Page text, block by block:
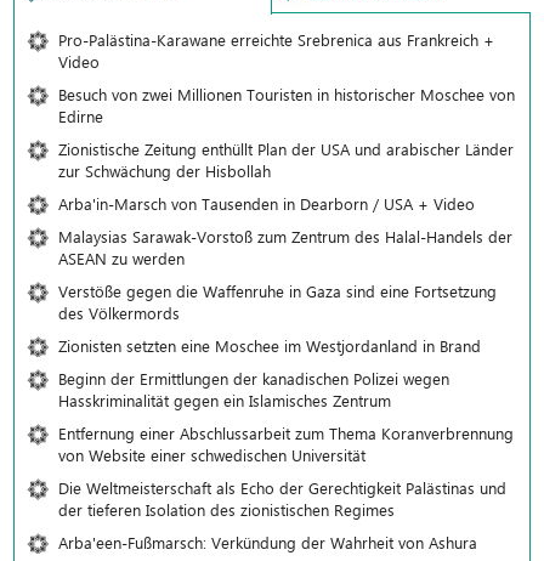
Pro-Palästina-Karawane erreichte Srebrenica aus Frankreich +
Video
Besuch von zwei Millionen Touristen in historischer Moschee von
Edirne
Zionistische Zeitung enthüllt Plan der USA und arabischer Länder
zur Schwächung der Hisbollah
Arba'in-Marsch von Tausenden in Dearborn / USA + Video
Malaysias Sarawak-Vorstoß zum Zentrum des Halal-Handels der
ASEAN zu werden
Verstöße gegen die Waffenruhe in Gaza sind eine Fortsetzung
des Völkermords
Zionisten setzten eine Moschee im Westjordanland in Brand
Beginn der Ermittlungen der kanadischen Polizei wegen
Hasskriminalität gegen ein Islamisches Zentrum
Entfernung einer Abschlussarbeit zum Thema Koranverbrennung
von Website einer schwedischen Universität
Die Weltmeisterschaft als Echo der Gerechtigkeit Palästinas und
der tieferen Isolation des zionistischen Regimes
Arba'een-Fußmarsch: Verkündung der Wahrheit von Ashura